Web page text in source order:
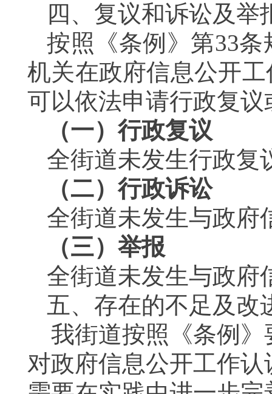
四、复议和诉讼及举
按照《条例》第33条
机关在政府信息公开
可以依法申请行政复
（一）行政复议
全街道未发生行政复
（二）行政诉讼
全街道未发生与政府
（三）举报
全街道未发生与政府
五、存在的不足及改
我街道按照《条例
对政府信息公开工作